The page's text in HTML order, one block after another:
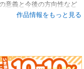
意義と今後の方向性など
と電子書籍もついていま
員登録のうえ、クーポン
作品情報をもっと見る